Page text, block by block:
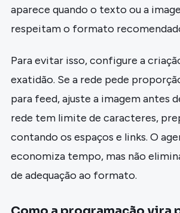
aparece quando o texto ou a
respeitam o formato
Para evitar isso, configure a
exatidão. Se a rede pede
para feed, ajuste a imagem antes
rede tem limite de caracteres,
contando os espaços e links. O
economiza tempo, mas não
de adequação ao formato.